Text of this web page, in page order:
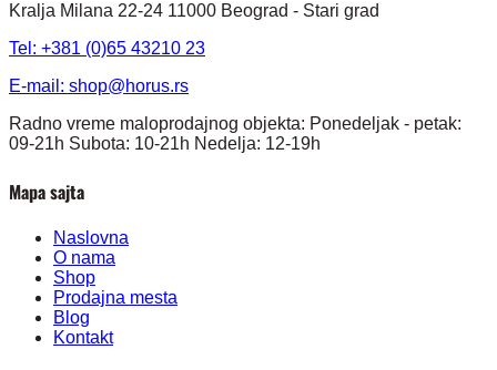
Kralja Milana 22-24 11000 Beograd - Stari grad
Tel: +381 (0)65 43210 23
E-mail: shop@horus.rs
Radno vreme maloprodajnog objekta: Ponedeljak - petak:
09-21h Subota: 10-21h Nedelja: 12-19h
Mapa sajta
Naslovna
O nama
Shop
Prodajna mesta
Blog
Kontakt